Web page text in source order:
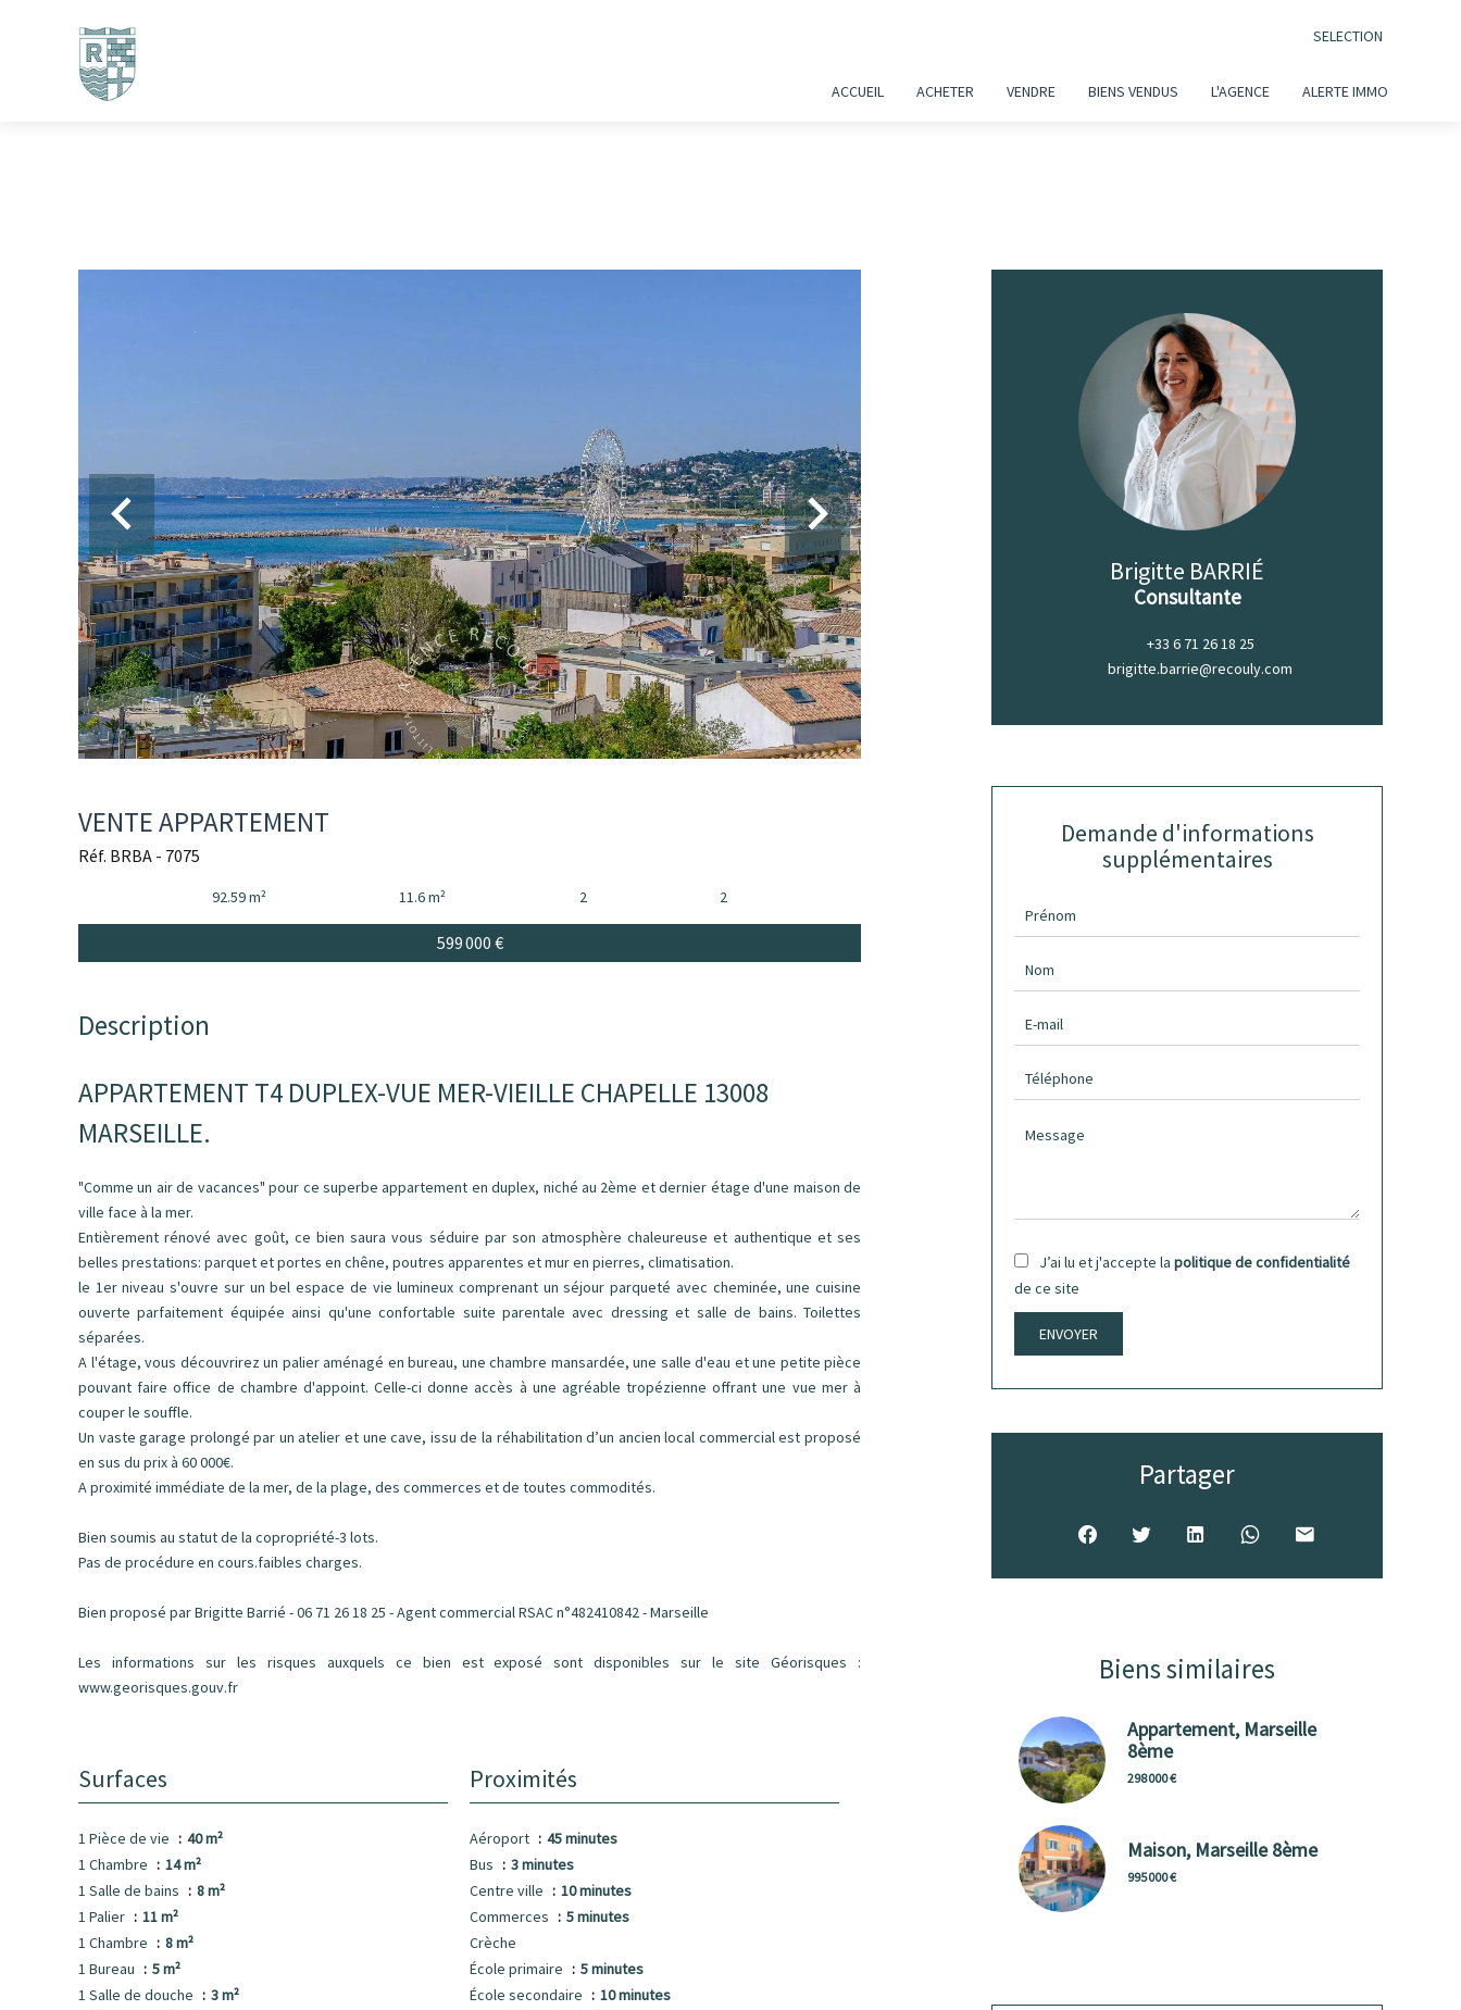
SELECTION
ACCUEIL ACHETER VENDRE BIENS VENDUS L'AGENCE ALERTE IMMO
VENTE APPARTEMENT
Réf. BRBA - 7075
92.59 m² 11.6 m² 2 2
599 000 €
Description
APPARTEMENT T4 DUPLEX-VUE MER-VIEILLE CHAPELLE 13008
MARSEILLE.
"Comme un air de vacances" pour ce superbe appartement en duplex, niché au 2ème et dernier étage d'une maison de
ville face à la mer.
Entièrement rénové avec goût, ce bien saura vous séduire par son atmosphère chaleureuse et authentique et ses
belles prestations: parquet et portes en chêne, poutres apparentes et mur en pierres, climatisation.
le 1er niveau s'ouvre sur un bel espace de vie lumineux comprenant un séjour parqueté avec cheminée, une cuisine
ouverte parfaitement équipée ainsi qu'une confortable suite parentale avec dressing et salle de bains. Toilettes
séparées.
A l'étage, vous découvrirez un palier aménagé en bureau, une chambre mansardée, une salle d'eau et une petite pièce
pouvant faire office de chambre d'appoint. Celle-ci donne accès à une agréable tropézienne offrant une vue mer à
couper le souffle.
Un vaste garage prolongé par un atelier et une cave, issu de la réhabilitation d’un ancien local commercial est proposé
en sus du prix à 60 000€.
A proximité immédiate de la mer, de la plage, des commerces et de toutes commodités.
Bien soumis au statut de la copropriété-3 lots.
Pas de procédure en cours.faibles charges.
Bien proposé par Brigitte Barrié - 06 71 26 18 25 - Agent commercial RSAC n°482410842 - Marseille
Les informations sur les risques auxquels ce bien est exposé sont disponibles sur le site Géorisques :
www.georisques.gouv.fr
Surfaces
1 Pièce de vie
40 m²
1 Chambre
14 m²
1 Salle de bains
8 m²
1 Palier
11 m²
1 Chambre
8 m²
1 Bureau
5 m²
1 Salle de douche
3 m²
Proximités
Aéroport
45 minutes
Bus
3 minutes
Centre ville
10 minutes
Commerces
5 minutes
Crèche
École primaire
5 minutes
École secondaire
10 minutes
Brigitte BARRIÉ
Consultante
+33 6 71 26 18 25
brigitte.barrie@recouly.com
Demande d'informations
supplémentaires
J’ai lu et j'accepte la politique de confidentialité
de ce site
ENVOYER
Partager
Biens similaires
Appartement, Marseille
8ème
298 000 €
Maison, Marseille 8ème
995 000 €